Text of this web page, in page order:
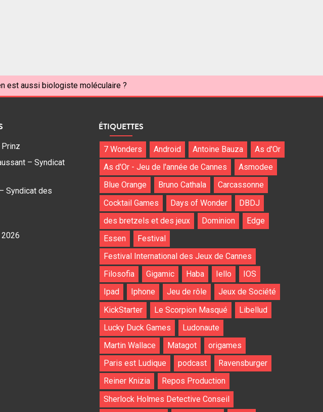
est aussi biologiste moléculaire ?
– Syndicat
Syndicat des
ÉTIQUETTES
7 Wonders Android Antoine Bauza
As d'Or
As d'Or - Jeu de l'année de Cannes
Asmodee
Blue Orange
Bruno Cathala
Carcassonne
Cocktail Games
Days of Wonder
DBDJ
des bretzels et des jeux
Dominion
Edge
Essen
Festival
Festival International des Jeux de Cannes
Filosofia
Gigamic Haba Iello
IOS
Ipad
Iphone Jeu de rôle
Jeux de Société
KickStarter
Le Scorpion Masqué
Libellud
Lucky Duck Games
Ludonaute
Martin Wallace
Matagot
origames
Paris est Ludique
podcast
Ravensburger
Reiner Knizia
Repos Production
Sherlock Holmes Detective Conseil